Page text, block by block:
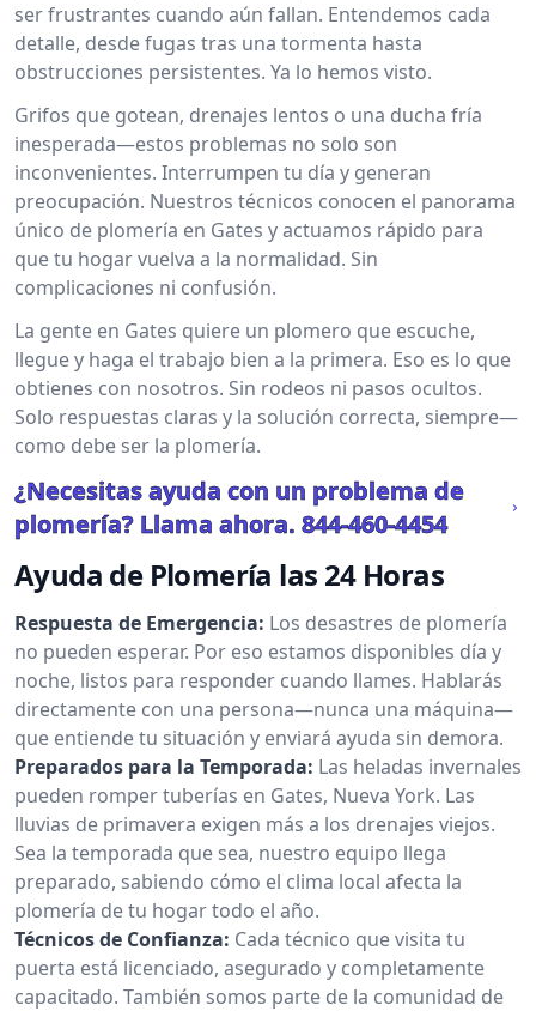
ser frustrantes cuando aún fallan. Entendemos cada
detalle, desde fugas tras una tormenta hasta
obstrucciones persistentes. Ya lo hemos visto.
Grifos que gotean, drenajes lentos o una ducha fría
inesperada—estos problemas no solo son
inconvenientes. Interrumpen tu día y generan
preocupación. Nuestros técnicos conocen el panorama
único de plomería en Gates y actuamos rápido para
que tu hogar vuelva a la normalidad. Sin
complicaciones ni confusión.
La gente en Gates quiere un plomero que escuche,
llegue y haga el trabajo bien a la primera. Eso es lo que
obtienes con nosotros. Sin rodeos ni pasos ocultos.
Solo respuestas claras y la solución correcta, siempre—
como debe ser la plomería.
¿Necesitas ayuda con un problema de
plomería? Llama ahora. 844-460-4454
Ayuda de Plomería las 24 Horas
Respuesta de Emergencia: Los desastres de plomería
no pueden esperar. Por eso estamos disponibles día y
noche, listos para responder cuando llames. Hablarás
directamente con una persona—nunca una máquina—
que entiende tu situación y enviará ayuda sin demora.
Preparados para la Temporada: Las heladas invernales
pueden romper tuberías en Gates, Nueva York. Las
lluvias de primavera exigen más a los drenajes viejos.
Sea la temporada que sea, nuestro equipo llega
preparado, sabiendo cómo el clima local afecta la
plomería de tu hogar todo el año.
Técnicos de Confianza: Cada técnico que visita tu
puerta está licenciado, asegurado y completamente
capacitado. También somos parte de la comunidad de